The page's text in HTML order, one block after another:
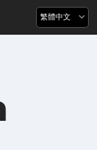
繁體中文